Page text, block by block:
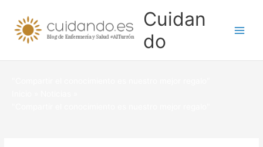
contenido
Cuidan
do